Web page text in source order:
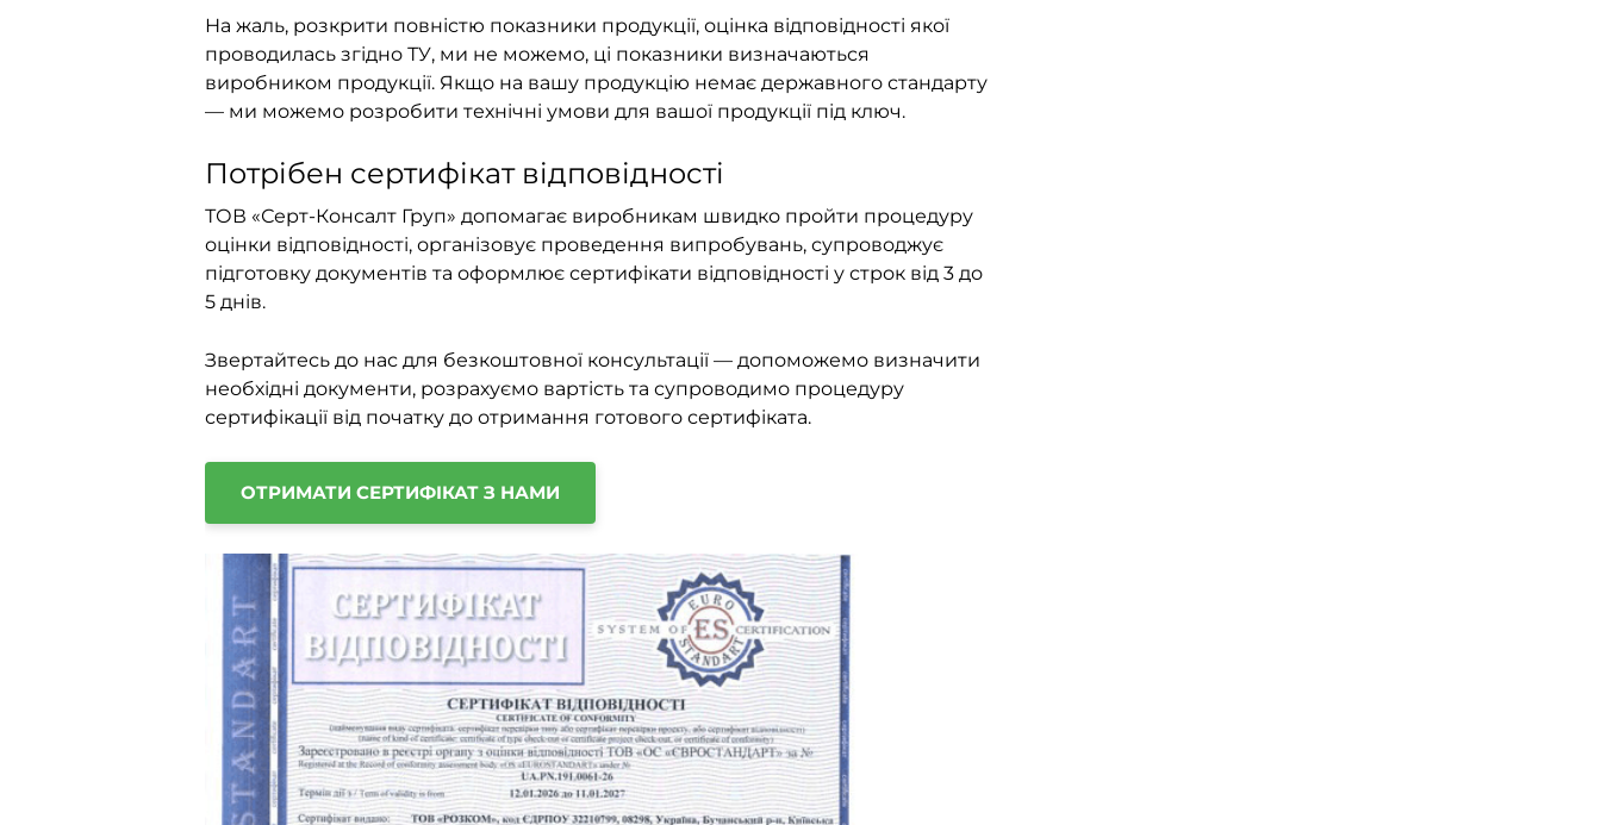
На жаль, розкрити повністю показники продукції, оцінка відповідності якої
проводилась згідно ТУ, ми не можемо, ці показники визначаються
виробником продукції. Якщо на вашу продукцію немає державного стандарту
— ми можемо розробити технічні умови для вашої продукції під ключ.
Потрібен сертифікат відповідності
ТОВ «Серт-Консалт Груп» допомагає виробникам швидко пройти процедуру
оцінки відповідності, організовує проведення випробувань, супроводжує
підготовку документів та оформлює сертифікати відповідності у строк від 3 до
5 днів.
Звертайтесь до нас для безкоштовної консультації — допоможемо визначити
необхідні документи, розрахуємо вартість та супроводимо процедуру
сертифікації від початку до отримання готового сертифіката.
ОТРИМАТИ СЕРТИФІКАТ З НАМИ